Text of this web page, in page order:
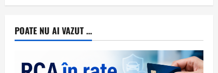
POATE NU AI VAZUT ...